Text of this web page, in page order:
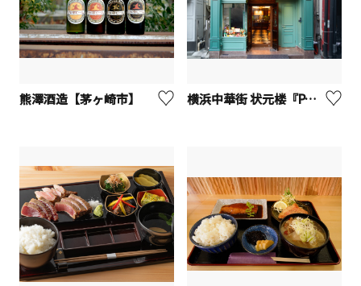
熊澤酒造【茅ヶ崎市】 横浜中華街 状元楼『Pâtissières JOGENRO』